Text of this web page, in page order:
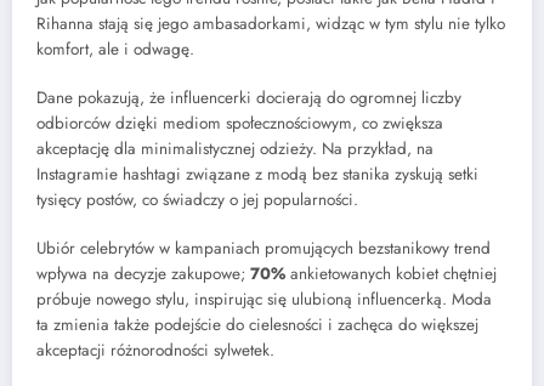
Rihanna stają się jego ambasadorkami, widząc w tym stylu nie tylko
komfort, ale i odwagę.
Dane pokazują, że influencerki docierają do ogromnej liczby
odbiorców dzięki mediom społecznościowym, co zwiększa
akceptację dla minimalistycznej odzieży. Na przykład, na
Instagramie hashtagi związane z modą bez stanika zyskują setki
tysięcy postów, co świadczy o jej popularności.
Ubiór celebrytów w kampaniach promujących bezstanikowy trend
wpływa na decyzje zakupowe; 70% ankietowanych kobiet chętniej
próbuje nowego stylu, inspirując się ulubioną influencerką. Moda
ta zmienia także podejście do cielesności i zachęca do większej
akceptacji różnorodności sylwetek.